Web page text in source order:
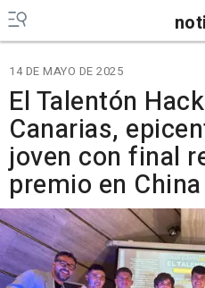
noti
14 DE MAYO DE 2025
El Talentón
Canarias,
joven con final
premio en China